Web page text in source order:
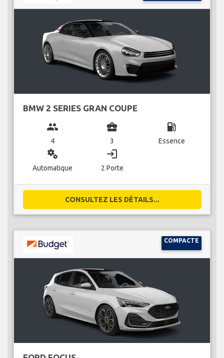
BMW 2 SERIES GRAN COUPE
group
4
business_center
3
local_gas_station
Essence
miscellaneous_services
Automatique
login
2 Porte
CONSULTEZ LES DÉTAILS...
COMPACTE